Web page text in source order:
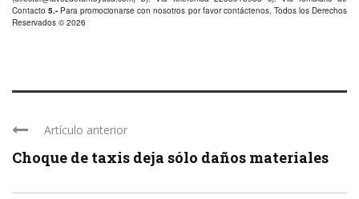
Contacto 5.- Para promocionarse con nosotros por favorcontáctenos. Todos los Derechos
Reservados © 2026
Artículo anterior
Choque de taxis deja sólo daños materiales